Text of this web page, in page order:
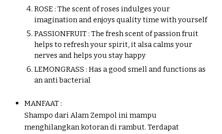
ROSE : The scent of roses indulges your
imagination and enjoys quality time with yourself
PASSIONFRUIT : The fresh scent of passion fruit
helps to refresh your spirit, it alsa calms your
nerves and helps you stay happy
LEMONGRASS :Has a good smell and functions as
an anti bacterial
MANFAAT :
Shampo dari Alam Zempol ini mampu
menghilangkan kotoran di rambut. Terdapat